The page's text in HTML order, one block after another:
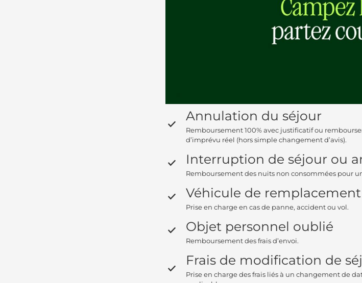
Annulation du séjour
Remboursement 100% avec justificatif ou
d’imprévu réel (hors simple changement d’avis).
Interruption de séjour ou
Remboursement des nuits non consommées pour
Véhicule de remplacement
Prise en charge en cas de panne, accident ou vol.
Objet personnel oublié
Remboursement des frais d’envoi.
Frais de modification de
Prise en charge des frais liés à un changement de